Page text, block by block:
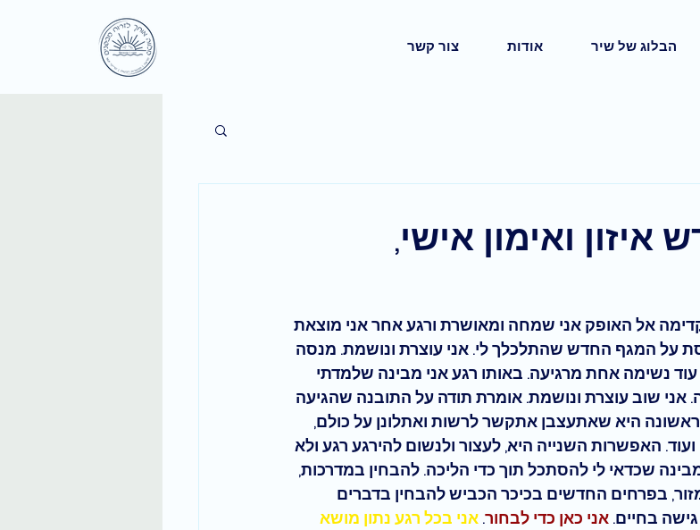
הבלוג של שיר אודות צור קשר
ואימון אישי,
אל האופק אני שמחה ומאושרת ורגע אחר אני מוצאת
על המגף החדש שהתלכלך לי. אני עוצרת ונושמת. מנסה
נשימה אחת מרגיעה. באותו רגע אני מבינה שלמדתי
אני שוב עוצרת ונושמת. אומרת תודה על התובנה שהגיעה
היא שאתעצבן אתקשר לרשות ואתלונן על כולם,
האפשרות השנייה היא, לעצור ולנשום להירגע רגע ולא
שכדאי לי להסתכל תוך כדי הליכה. להבחין במדרכות,
בפרחים החדשים בכיכר הכביש להבחין בדברים
גישה בחיים. אני כאן כדי לבחור. אני בכל רגע נתון מושא